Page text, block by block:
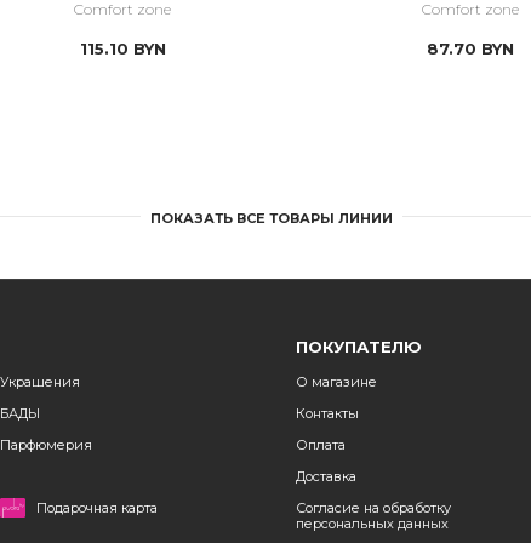
Comfort zone
115.10 BYN
Comfort zone
87.70 BYN
ПОКАЗАТЬ ВСЕ ТОВАРЫ ЛИНИИ
Украшения
БАДЫ
Парфюмерия
Подарочная карта
ПОКУПАТЕЛЮ
О магазине
Контакты
Оплата
Доставка
Согласие на обработку
персональных данных